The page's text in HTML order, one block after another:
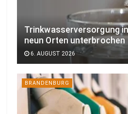
Trinkwasserversorgung
neun Orten unterbrochen
6. AUGUST 2026
BRANDENBURG